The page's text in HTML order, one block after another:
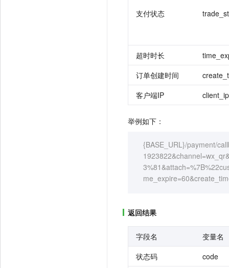
支付状态
超时时长
订单创建时间
客户端IP
client_ip
举例如下：
{BASE_URL}/payment/
返回结果
字段名
变量名
状态码
code